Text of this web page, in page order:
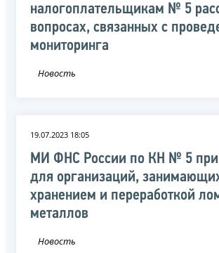
налогоплательщикам № 5
вопросах, связанных с
мониторинга
Новость
19.07.2023 18:05
МИ ФНС России по КН № 5
для организаций,
хранением и переработкой
металлов
Новость